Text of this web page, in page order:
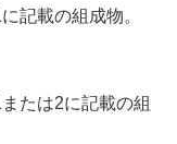
記載の組成物。
たは2に記載の組